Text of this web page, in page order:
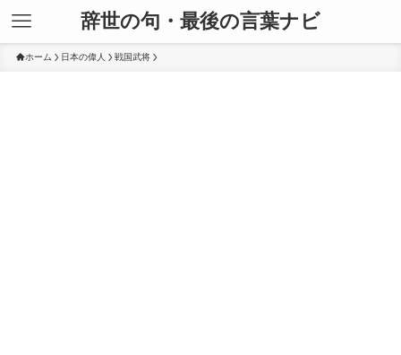
辞世の句・最後の言葉ナビ
ホーム 日本の偉人 戦国武将